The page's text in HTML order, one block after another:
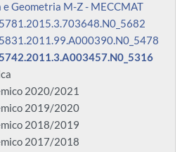
e Geometria M-Z - MECCMAT
2020/2021
2019/2020
2018/2019
2017/2018